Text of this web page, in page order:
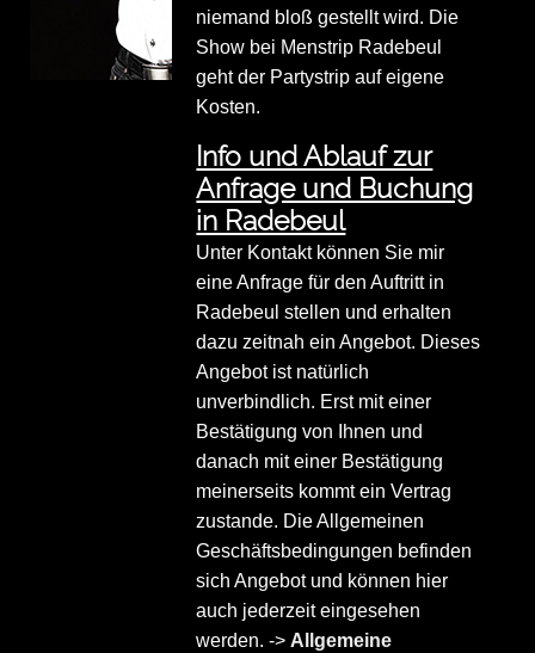
niemand bloß gestellt wird. Die
Show bei Menstrip Radebeul
geht der Partystrip auf eigene
Kosten.
Info und Ablauf zur
Anfrage und Buchung
in Radebeul
Unter Kontakt können Sie mir
eine Anfrage für den Auftritt in
Radebeul stellen und erhalten
dazu zeitnah ein Angebot. Dieses
Angebot ist natürlich
unverbindlich. Erst mit einer
Bestätigung von Ihnen und
danach mit einer Bestätigung
meinerseits kommt ein Vertrag
zustande. Die Allgemeinen
Geschäftsbedingungen befinden
sich Angebot und können hier
auch jederzeit eingesehen
werden. ->Allgemeine